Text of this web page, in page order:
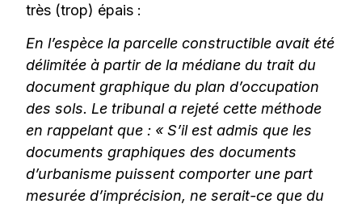
très (trop) épais :
En l’espèce la parcelle constructible avait été
délimitée à partir de la médiane du trait du
document graphique du plan d’occupation
des sols. Le tribunal a rejeté cette méthode
en rappelant que : « S’il est admis que les
documents graphiques des documents
d’urbanisme puissent comporter une part
mesurée d’imprécision, ne serait-ce que du